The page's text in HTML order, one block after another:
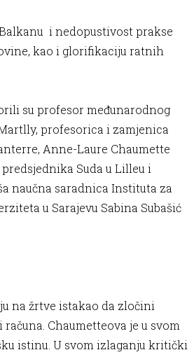
i nedopustivost prakse
kao i glorifikaciju ratnih
su profesor međunarodnog
profesorica i zamjenica
Anne-Laure Chaumette
Suda u Lilleu i
naučna saradnica Instituta za
u Sarajevu Sabina Subašić
na žrtve istakao da zločini
Chaumetteova je u svom
istinu. U svom izlaganju kritički